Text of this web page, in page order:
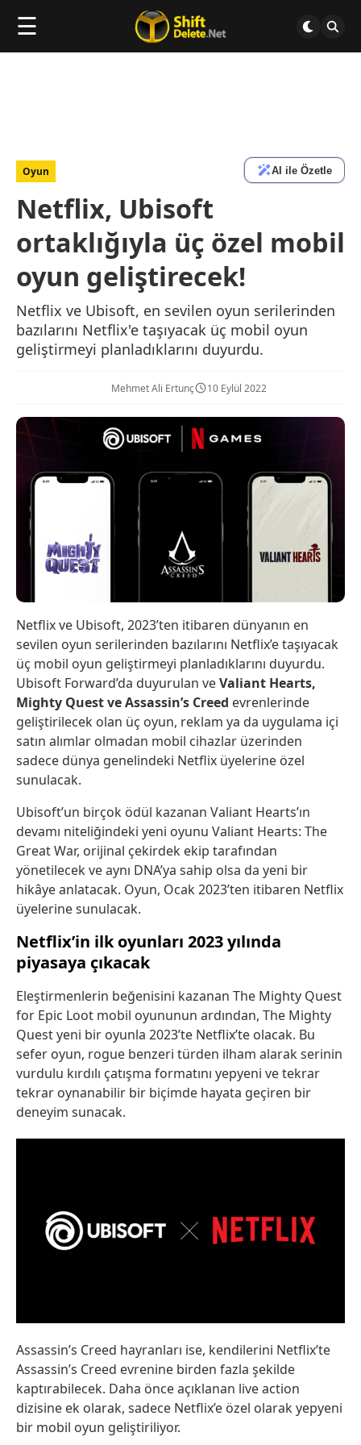
☰
Oyun AI ile Özetle
Netflix, Ubisoft
ortaklığıyla üç özel mobil
oyun geliştirecek!
Netflix ve Ubisoft, en sevilen oyun serilerinden
bazılarını Netflix'e taşıyacak üç mobil oyun
geliştirmeyi planladıklarını duyurdu.
Mehmet Ali Ertunç 10 Eylül 2022
Netflix ve Ubisoft, 2023’ten itibaren dünyanın en
sevilen oyun serilerinden bazılarını Netflix’e taşıyacak
üç mobil oyun geliştirmeyi planladıklarını duyurdu.
Ubisoft Forward’da duyurulan veValiant Hearts,
Mighty Quest ve Assassin’s Creed evrenlerinde
geliştirilecek olan üç oyun, reklam ya da uygulama içi
satın alımlar olmadan mobil cihazlar üzerinden
sadece dünya genelindeki Netflix üyelerine özel
sunulacak.
Ubisoft’un birçok ödül kazanan Valiant Hearts’ın
devamı niteliğindeki yeni oyunu Valiant Hearts: The
Great War, orijinal çekirdek ekip tarafından
yönetilecek ve aynı DNA’ya sahip olsa da yeni bir
hikâye anlatacak. Oyun, Ocak 2023’ten itibaren Netflix
üyelerine sunulacak.
Netflix’in ilk oyunları 2023 yılında
piyasaya çıkacak
Eleştirmenlerin beğenisini kazanan The Mighty Quest
for Epic Loot mobil oyununun ardından, The Mighty
Quest yeni bir oyunla 2023’te Netflix’te olacak. Bu
sefer oyun, rogue benzeri türden ilham alarak serinin
vurdulu kırdılı çatışma formatını yepyeni ve tekrar
tekrar oynanabilir bir biçimde hayata geçiren bir
deneyim sunacak.
Assassin’s Creed hayranları ise, kendilerini Netflix’te
Assassin’s Creed evrenine birden fazla şekilde
kaptırabilecek. Daha önce açıklanan live action
dizisine ek olarak, sadece Netflix’e özel olarak yepyeni
bir mobil oyun geliştiriliyor.